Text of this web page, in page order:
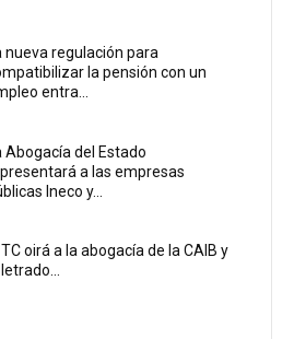
nueva regulación para
la pensión con un
entra...
Abogacía del Estado
a las empresas
Ineco y...
TC oirá a la abogacía de la CAIB y